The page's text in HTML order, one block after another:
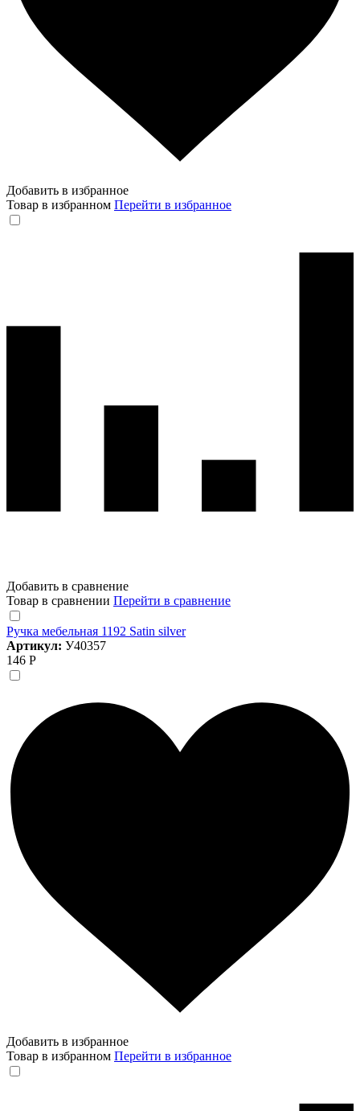
Добавить в избранное
Товар в избранном Перейти в избранное
Добавить в сравнение
Товар в сравнении Перейти в сравнение
Ручка мебельная 1192 Satin silver
Артикул: У40357
146 Р
Добавить в избранное
Товар в избранном Перейти в избранное